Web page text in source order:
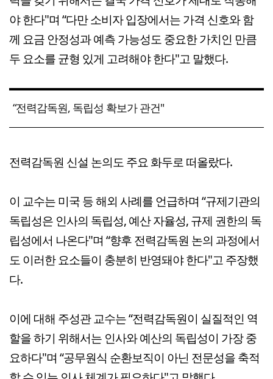
야 한다"며 “다만 소비자 입장에서는 가격 신호와 함
께 요금 안정성과 예측 가능성도 중요한 가치인 만큼
두 요소를 균형 있게 고려해야 한다"고 말했다.
“전력감독원, 독립성 확보가 관건"
전력감독원 신설 논의도 주요 화두로 떠올랐다.
이 교수는 미국 등 해외 사례를 언급하며 “규제기관의
독립성은 인사의 독립성, 예산 자율성, 규제 권한의 독
립성에서 나온다"며 “향후 전력감독원 논의 과정에서
도 이러한 요소들이 충분히 반영돼야 한다"고 주장했
다.
이에 대해 주성관 교수는 “전력감독원이 실질적인 역
할을 하기 위해서는 인사와 예산의 독립성이 가장 중
요하다"며 “공무원식 순환보직이 아닌 전문성을 축적